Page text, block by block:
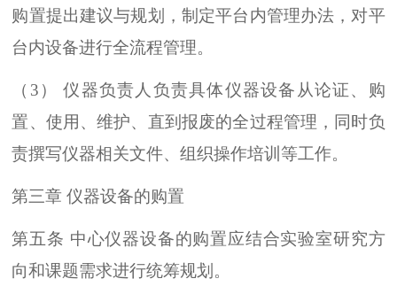
购置提出建议与规划，制定平台内管理办法，对平
台内设备进行全流程管理。
（3） 仪器负责人负责具体仪器设备从论证、购
置、使用、维护、直到报废的全过程管理，同时负
责撰写仪器相关文件、组织操作培训等工作。
第三章 仪器设备的购置
第五条 中心仪器设备的购置应结合实验室研究方
向和课题需求进行统筹规划。